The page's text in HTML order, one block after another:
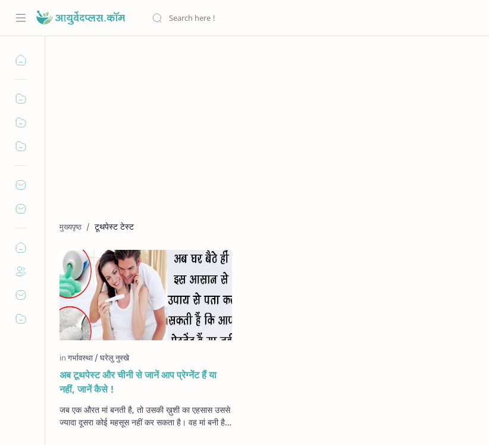
टूथपेस्ट टेस्ट
अब टूथपेस्ट और चीनी से जानें आप प्रेग्नेंट हैं या
नहीं, जानें कैसे !
जब एक औरत मां बनती है, तो उसकी ख़ुशी का एहसास उससे
ज्यादा दूसरा कोई महसूस नहीं कर सकता है। वह मां बनी है